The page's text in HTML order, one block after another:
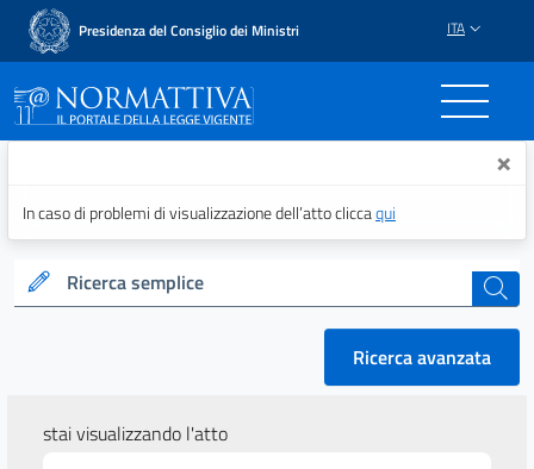
Presidenza del Consiglio dei Ministri ITA
Normattiva - Il portale ×
In caso di problemi di visualizzazione dell’atto cliccaqui
Ricerca semplice cerca
Ricerca avanzata
stai visualizzando l'atto